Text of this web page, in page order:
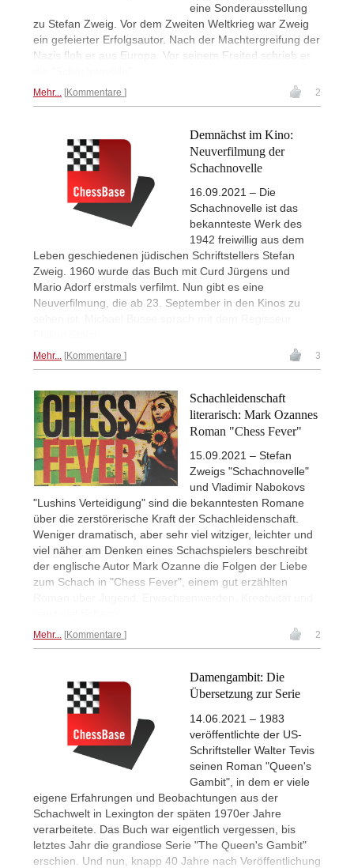
eine Sonderausstellung
zu Stefan Zweig. Vor dem Zweiten Weltkrieg war Zweig
ein gefeierter Erfolgsautor. Nach der Machtergreifung der
Nazis floh er aus Europa. Vor seinem Freitod schrieb er
Mehr... Kommentare 2
Demnächst im Kino:
Neuverfilmung der
Schachnovelle
16.09.2021 – Die
Schachnovelle ist das
bekannteste Werk des
1942 freiwillig aus dem
Leben geschiedenen jüdischen Schriftstellers Stefan
Zweig. 1960 wurde das Buch mit Curd Jürgens und
Mario Adorf erstmals verfilmt. Nun gibt es eine
Neuverfilmung, die ab 23. September in den Kinos zu
Mehr... Kommentare 3
Schachleidenschaft
literarisch: Mark Ozannes
Roman "Chess Fever"
15.09.2021 – Stefan
Zweigs "Schachnovelle"
und Vladimir Nabokovs
"Lushins Verteidigung" sind die bekanntesten Romane
über die zerstörerische Kraft der Schachleidenschaft.
Weniger dramatisch, aber sehr viel witziger, leichter und
viel näher am Denken eines Schachspielers beschreibt
der englische Autor Mark Ozanne die Folgen der Liebe
zum Schach in "Chess Fever", einem gut erzählten
Mehr... Kommentare 2
Damengambit: Die
Übersetzung zur Serie
14.06.2021 – 1983
veröffentlichte der US-
Schriftsteller Walter Tevis
seinen Roman "Queen's
Gambit", in dem er viele
eigene Erfahrungen und Beobachtungen aus der
Schachwelt in Lexington der späten 1970er Jahre
verarbeitete. Das Buch war eigentlich vergessen, bis
letztes Jahr die grandiose Serie "The Queen's Gambit"
erschien. Und nun, knapp 40 Jahre nach Veröffentlichung